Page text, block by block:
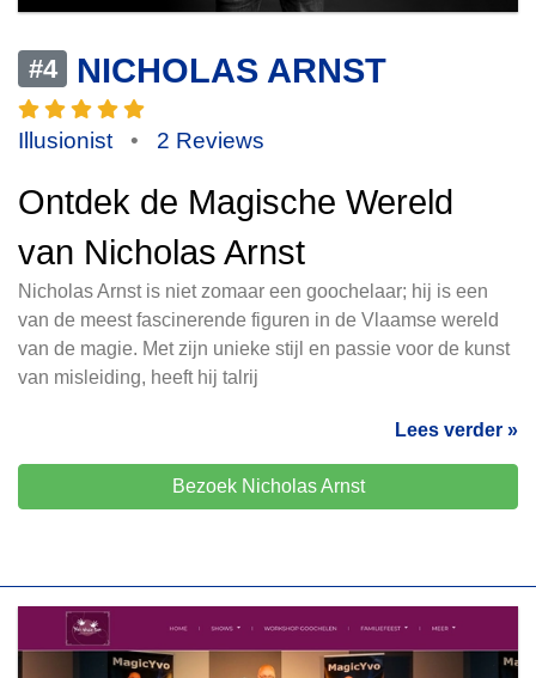
#4 NICHOLAS ARNST
Illusionist • 2 Reviews
Ontdek de Magische Wereld
van Nicholas Arnst
Nicholas Arnst is niet zomaar een goochelaar; hij is een
van de meest fascinerende figuren in de Vlaamse wereld
van de magie. Met zijn unieke stijl en passie voor de kunst
van misleiding, heeft hij talrij
Lees verder »
Bezoek Nicholas Arnst